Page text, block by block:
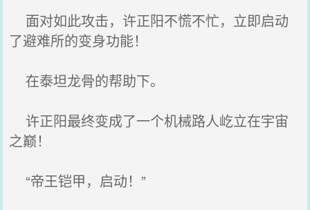
面对如此攻击，许正阳不慌不忙，立即启动
了避难所的变身功能！
在泰坦龙骨的帮助下。
许正阳最终变成了一个机械路人屹立在宇宙
之巅！
“帝王铠甲，启动！”